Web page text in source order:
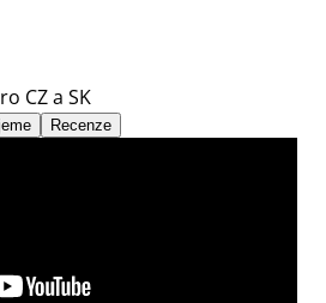
CZ a SK
Recenze